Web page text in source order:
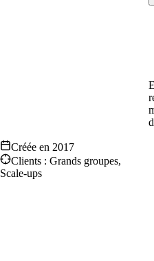
Créée en 2017
Clients : Grands groupes,
Scale-ups